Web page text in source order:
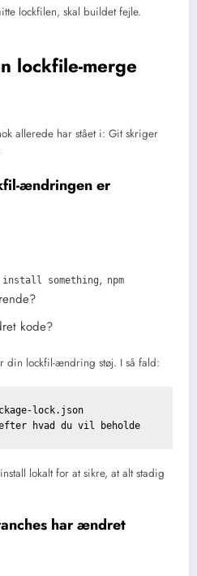
lockfilen, skal buildet fejle.
lockfile-merge
allerede har stået i: Git skriger
ændringen er
install something, npm
kode?
din lockfil-ændring støj. I så fald:
lock.json
lokalt for at sikre, at alt stadig
har ændret